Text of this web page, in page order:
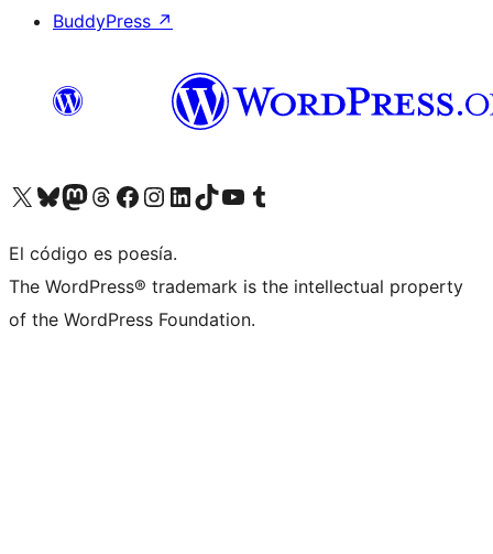
BuddyPress ↗
Visita nuestra cuenta de X (anteriormente Twitter)
Visita nuestra cuenta de Bluesky
Visita nuestra cuenta de Mastodon
Visita nuestra cuenta de Threads
Visita nuestra página de Facebook
Visita nuestra cuenta de Instagram
Visita nuestra cuenta de LinkedIn
Visita nuestra cuenta de TikTok
Visita nuestro canal de YouTube
Visita nuestra cuenta de Tumblr
El código es poesía.
The WordPress® trademark is the intellectual property
of the WordPress Foundation.